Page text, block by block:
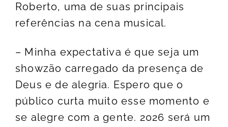
Roberto, uma de suas principais
referências na cena musical.
– Minha expectativa é que seja um
showzão carregado da presença de
Deus e de alegria. Espero que o
público curta muito esse momento e
se alegre com a gente. 2026 será um